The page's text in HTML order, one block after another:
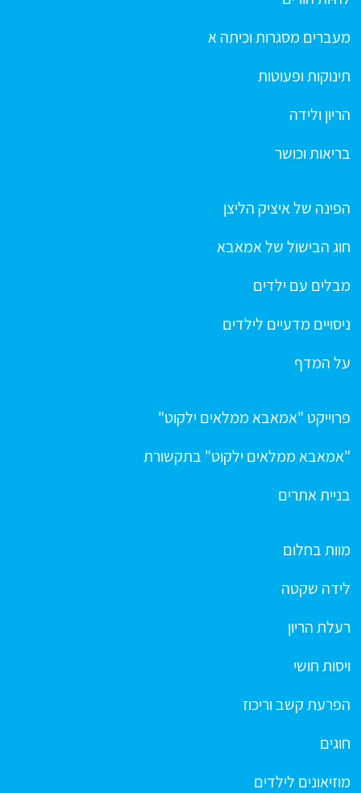
מעברים מסגרות וכיתה א
תינוקות ופעוטות
הריון ולידה
בריאות וכושר
הפינה של איציק הליצן
חוג הבישול של אמאבא
מבלים עם ילדים
ניסויים מדעיים לילדים
על המדף
פרוייקט "אמאבא ממלאים ילקוט"
"אמאבא ממלאים ילקוט" בתקשורת
בניית אתרים
מוות בחלום
לידה שקטה
רעלת הריון
ויסות חושי
הפרעת קשב וריכוז
חוגים
מוזיאונים לילדים